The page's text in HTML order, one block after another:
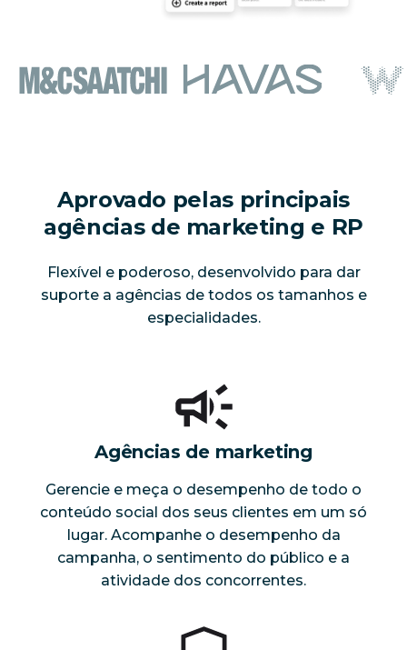
Aprovado pelas principais
agências de marketing e RP
Flexível e poderoso, desenvolvido para dar
suporte a agências de todos os tamanhos e
especialidades.
Agências de marketing
Gerencie e meça o desempenho de todo o
conteúdo social dos seus clientes em um só
lugar. Acompanhe o desempenho da
campanha, o sentimento do público e a
atividade dos concorrentes.